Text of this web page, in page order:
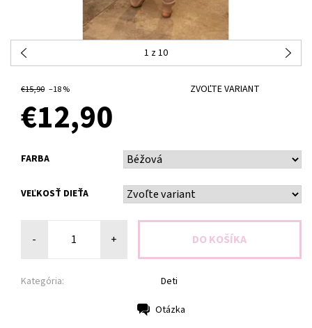
1 z 10
€15,90 –18 % ZVOĽTE VARIANT
€12,90
FARBA
VEĽKOSŤ DIEŤA
- +
Kategória: Deti
Otázka